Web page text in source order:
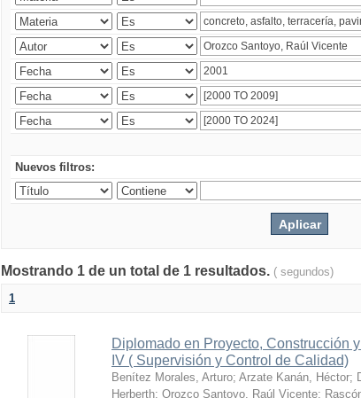
Nuevos filtros:
Mostrando 1 de un total de 1 resultados. ( segundos)
1
Diplomado en Proyecto, Construcción
IV ( Supervisión y Control de Calidad)
Benítez Morales, Arturo; Arzate Kanán, Héctor;
Herberth; Orozco Santoyo, Raúl Vicente;